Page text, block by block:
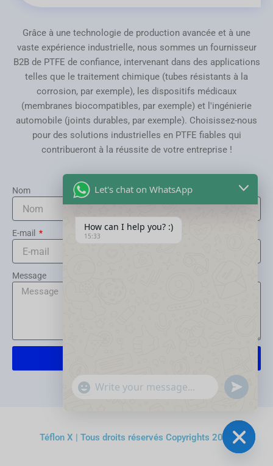
Grâce à une technologie de production avancée et à une
vaste expérience industrielle, nous sommes un fournisseur
B2B de PTFE de confiance, intervenant dans des applications
telles que le traitement chimique (tubes résistants à la
corrosion, par exemple), les dispositifs médicaux
(membranes biocompatibles, par exemple) et l'ingénierie
automobile (joints durables, par exemple). Choisissez-nous
pour des solutions industrielles en PTFE fiables qui
contribueront à la réussite de votre entreprise !
Nom
E-mail
Message
Téflon X | Tous droits réservés Copyrights 2025
Hide
Let's chat on WhatsApp
How can I help you? :)
15:33
"+chaty_settings.lang.emoji_picker+"
WhatsApp
Send
WhatsApp
Message